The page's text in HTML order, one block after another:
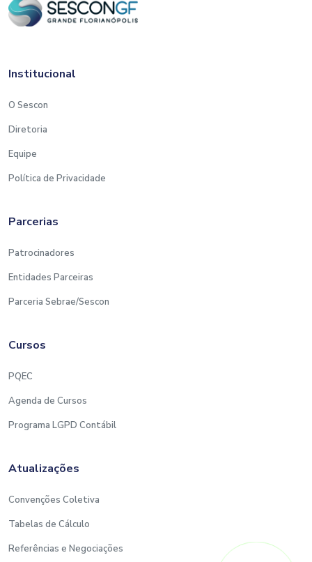
Institucional
O Sescon
Diretoria
Equipe
Política de Privacidade
Parcerias
Patrocinadores
Entidades Parceiras
Parceria Sebrae/Sescon
Cursos
PQEC
Agenda de Cursos
Programa LGPD Contábil
Atualizações
Convenções Coletiva
Tabelas de Cálculo
Referências e Negociações